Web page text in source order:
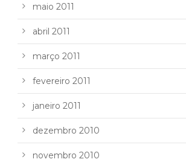
maio 2011
abril 2011
março 2011
fevereiro 2011
janeiro 2011
dezembro 2010
novembro 2010